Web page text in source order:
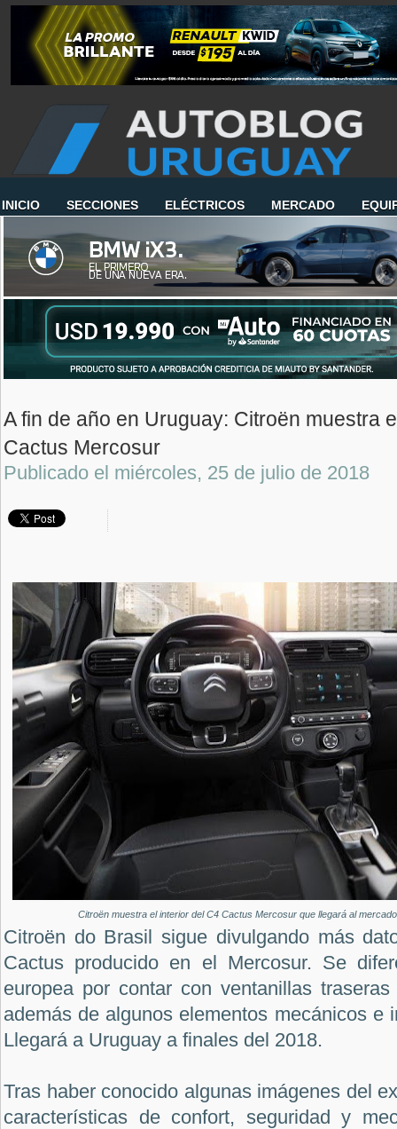
INICIO SECCIONES ELÉCTRICOS MERCADO
A fin de año en Uruguay: Citroën muestra
Cactus Mercosur
Publicado el miércoles, 25 de julio de 2018
Citroën muestra el interior del C4 Cactus Mercosur que llegará al
Citroën do Brasil sigue divulgando más
Cactus producido en el Mercosur. Se
europea por contar con ventanillas
además de algunos elementos mecánicos e
Llegará a Uruguay a finales del 2018.
Tras haber conocido algunas imágenes del
características de confort, seguridad y